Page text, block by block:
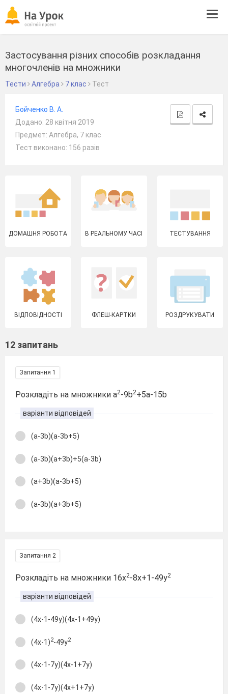
Застосування різних способів розкладання
многочленів на множники
Тести Алгебра 7 клас Тест
Бойченко В. А.
Додано: 28 квітня 2019
Предмет: Алгебра, 7 клас
Тест виконано: 156 разів
ДОМАШНЯ РОБОТА В РЕАЛЬНОМУ ЧАСІ ТЕСТУВАННЯ
ВІДПОВІДНОСТІ ФЛЕШ-КАРТКИ РОЗДРУКУВАТИ
12 запитань
Запитання 1
Розкладіть на множники a2-9b2+5a-15b
варіанти відповідей
(a-3b)(a-3b+5)
(a-3b)(a+3b)+5(a-3b)
(a+3b)(a-3b+5)
(a-3b)(a+3b+5)
Запитання 2
Розкладіть на множники 16х2-8х+1-49у2
варіанти відповідей
(4х-1-49у)(4х-1+49у)
(4х-1)2-49у2
(4х-1-7у)(4х-1+7у)
(4х-1-7у)(4х+1+7у)